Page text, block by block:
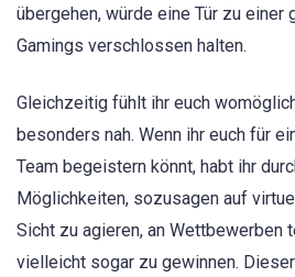
übergehen, würde eine Tür zu einer
Gamings verschlossen halten.
Gleichzeitig fühlt ihr euch
besonders nah. Wenn ihr euch für
Team begeistern könnt, habt ihr
Möglichkeiten, sozusagen auf
Sicht zu agieren, an Wettbewerben
vielleicht sogar zu gewinnen.